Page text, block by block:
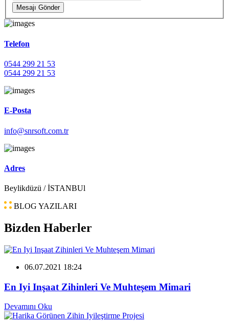
Mesajı Gönder
Telefon
0544 299 21 53
0544 299 21 53
E-Posta
info@snrsoft.com.tr
Adres
Beylikdüzü / İSTANBUl
BLOG YAZILARI
Bizden Haberler
06.07.2021 18:24
En Iyi Inşaat Zihinleri Ve Muhteşem Mimari
Devamını Oku